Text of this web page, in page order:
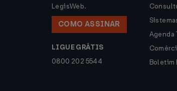
LegisWeb.
COMO ASSINAR
LIGUE GRÁTIS
0800 202 5544
Agenda
Boletim